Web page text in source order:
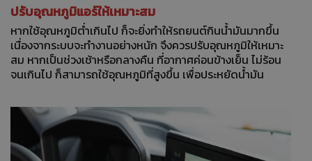
ปรับอุณหภูมิแอร์ให้เหมาะสม
หากใช้อุณหภูมิต่ำเกินไป ก็จะยิ่งทำให้รถยนต์กินน้ำมันมากขึ้น
เนื่องจากระบบจะทำงานอย่างหนัก จึงควรปรับอุณหภูมิให้เหมาะ
สม หากเป็นช่วงเช้าหรือกลางคืน ที่อากาศค่อนข้างเย็น ไม่ร้อน
จนเกินไป ก็สามารถใช้อุณหภูมิที่สูงขึ้น เพื่อประหยัดน้ำมัน